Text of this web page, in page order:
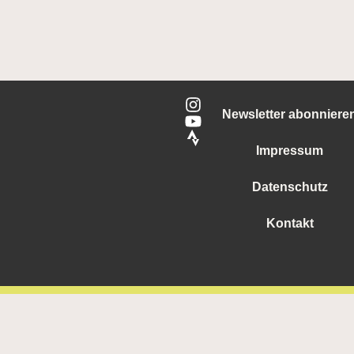
Newsletter
Impressum
Datenschutz
Kontakt